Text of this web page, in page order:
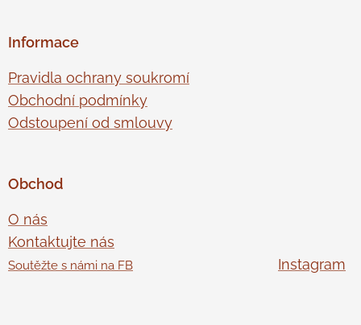
Informace
Pravidla ochrany soukromí
Obchodní podmínky
Odstoupení od smlouvy
Obchod
O nás
Kontaktujte nás
Soutěžte s námi na FB Instagram